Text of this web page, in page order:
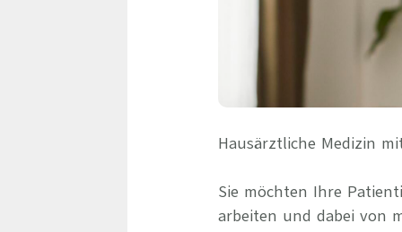
Hausärztliche Medizin
Sie möchten Ihre
arbeiten und dabei von